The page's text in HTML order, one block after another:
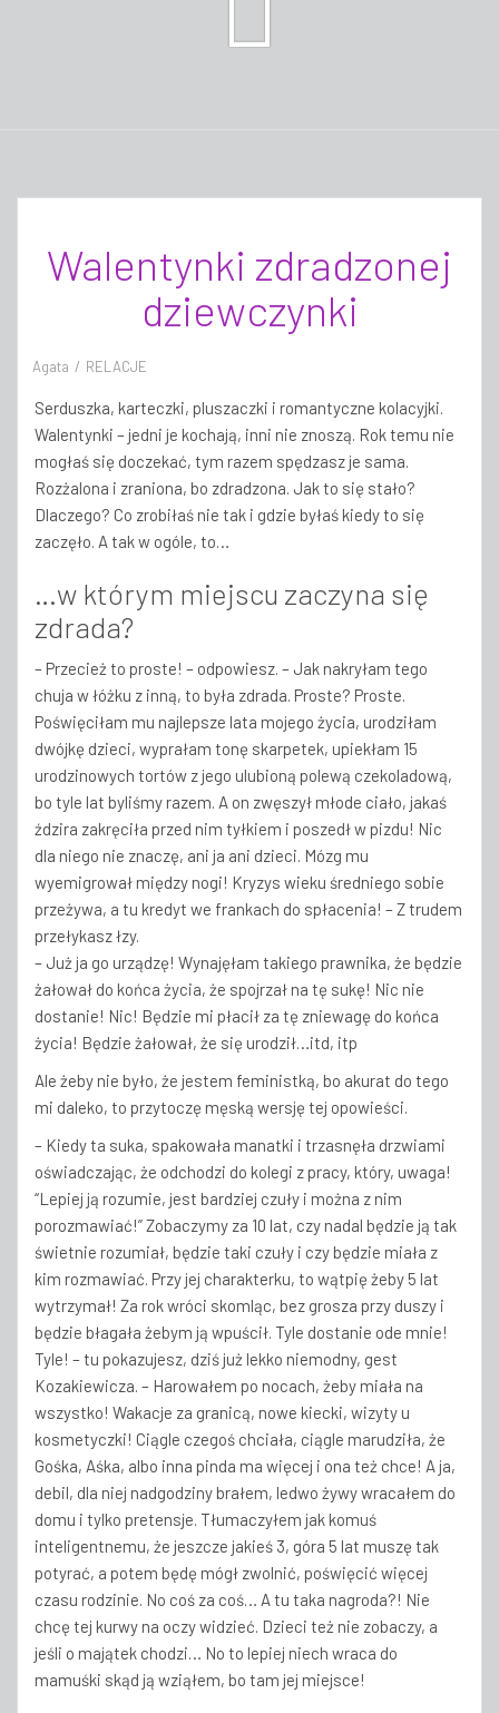
Walentynki zdradzonej
dziewczynki
Agata RELACJE
Serduszka, karteczki, pluszaczki i romantyczne kolacyjki.
Walentynki – jedni je kochają, inni nie znoszą. Rok temu nie
mogłaś się doczekać, tym razem spędzasz je sama.
Rozżalona i zraniona, bo zdradzona. Jak to się stało?
Dlaczego? Co zrobiłaś nie tak i gdzie byłaś kiedy to się
zaczęło. A tak w ogóle, to…
…w którym miejscu zaczyna się
zdrada?
– Przecież to proste! – odpowiesz. – Jak nakryłam tego
chuja w łóżku z inną, to była zdrada. Proste? Proste.
Poświęciłam mu najlepsze lata mojego życia, urodziłam
dwójkę dzieci, wyprałam tonę skarpetek, upiekłam 15
urodzinowych tortów z jego ulubioną polewą czekoladową,
bo tyle lat byliśmy razem. A on zwęszył młode ciało, jakaś
ździra zakręciła przed nim tyłkiem i poszedł w pizdu! Nic
dla niego nie znaczę, ani ja ani dzieci. Mózg mu
wyemigrował między nogi! Kryzys wieku średniego sobie
przeżywa, a tu kredyt we frankach do spłacenia! – Z trudem
przełykasz łzy.
– Już ja go urządzę! Wynajęłam takiego prawnika, że będzie
żałował do końca życia, że spojrzał na tę sukę! Nic nie
dostanie! Nic! Będzie mi płacił za tę zniewagę do końca
życia! Będzie żałował, że się urodził…itd, itp
Ale żeby nie było, że jestem feministką, bo akurat do tego
mi daleko, to przytoczę męską wersję tej opowieści.
– Kiedy ta suka, spakowała manatki i trzasnęła drzwiami
oświadczając, że odchodzi do kolegi z pracy, który, uwaga!
“Lepiej ją rozumie, jest bardziej czuły i można z nim
porozmawiać!” Zobaczymy za 10 lat, czy nadal będzie ją tak
świetnie rozumiał, będzie taki czuły i czy będzie miała z
kim rozmawiać. Przy jej charakterku, to wątpię żeby 5 lat
wytrzymał! Za rok wróci skomląc, bez grosza przy duszy i
będzie błagała żebym ją wpuścił. Tyle dostanie ode mnie!
Tyle! – tu pokazujesz, dziś już lekko niemodny, gest
Kozakiewicza. – Harowałem po nocach, żeby miała na
wszystko! Wakacje za granicą, nowe kiecki, wizyty u
kosmetyczki! Ciągle czegoś chciała, ciągle marudziła, że
Gośka, Aśka, albo inna pinda ma więcej i ona też chce! A ja,
debil, dla niej nadgodziny brałem, ledwo żywy wracałem do
domu i tylko pretensje. Tłumaczyłem jak komuś
inteligentnemu, że jeszcze jakieś 3, góra 5 lat muszę tak
potyrać, a potem będę mógł zwolnić, poświęcić więcej
czasu rodzinie. No coś za coś… A tu taka nagroda?! Nie
chcę tej kurwy na oczy widzieć. Dzieci też nie zobaczy, a
jeśli o majątek chodzi… No to lepiej niech wraca do
mamuśki skąd ją wziąłem, bo tam jej miejsce!